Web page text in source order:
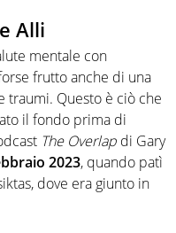
Alli
mentale con
frutto anche di una
Questo è ciò che
il fondo prima di
The Overlap di Gary
2023, quando patì
dove era giunto in